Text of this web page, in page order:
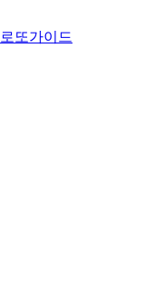
로또가이드